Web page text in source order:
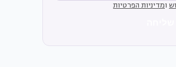
ומדיניות הפרטיות